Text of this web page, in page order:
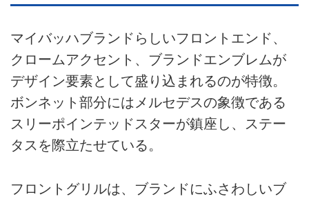
マイバッハブランドらしいフロントエンド、
クロームアクセント、ブランドエンブレムが
デザイン要素として盛り込まれるのが特徴。
ボンネット部分にはメルセデスの象徴である
スリーポインテッドスターが鎮座し、ステー
タスを際立たせている。
フロントグリルは、ブランドにふさわしいブ